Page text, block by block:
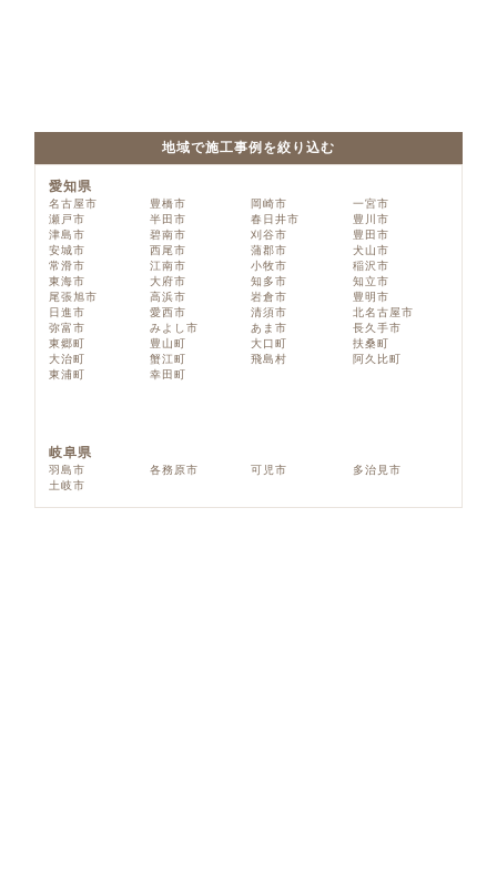
地域で施工事例を絞り込む
愛知県
名古屋市 豊橋市 岡崎市
一宮市
瀬戸市
半田市 春日井市
豊川市
津島市
碧南市 刈谷市
豊田市
安城市
西尾市 蒲郡市
犬山市
常滑市
江南市 小牧市
稲沢市
東海市
大府市 知多市
知立市
尾張旭市
高浜市 岩倉市
豊明市
日進市
愛西市 清須市
北名古屋市
弥富市
みよし市 あま市
長久手市
東郷町
豊山町 大口町
扶桑町
大治町
蟹江町 飛島村
阿久比町
東浦町
幸田町
岐阜県
羽島市 各務原市 可児市
多治見市
土岐市